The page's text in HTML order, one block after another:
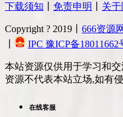
下载须知 免责申明 关
Copyright ? 2019丨 666资源网
IPC 豫ICP备18011662
本站资源仅供用于学习和
资源不代表本站立场,如有
在线客服